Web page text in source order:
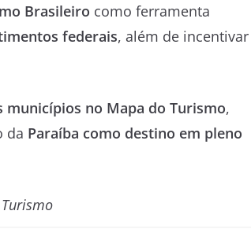
Brasileiro como ferramenta
federais, além de incentivar
no Mapa do Turismo,
da Paraíba como destino em pleno